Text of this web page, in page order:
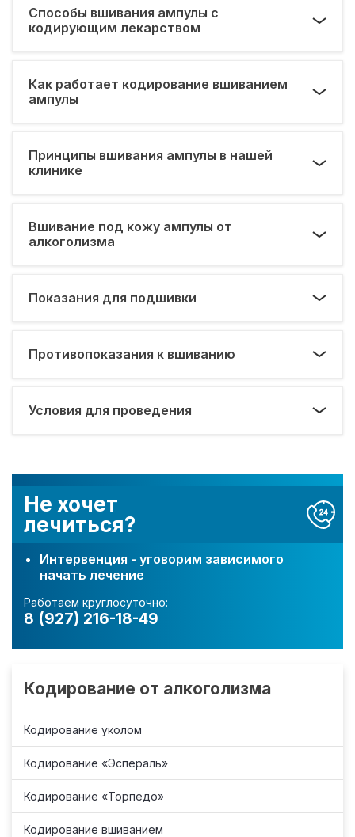
Не хочет
лечиться?
Интервенция - уговорим зависимого
начать лечение
Работаем круглосуточно:
8 (927) 216-18-49
Кодирование от алкоголизма
Кодирование уколом
Кодирование «Эспераль»
Кодирование «Торпедо»
Кодирование вшиванием
Способы вшивания ампулы с
кодирующим лекарством
Как работает кодирование вшиванием
ампулы
Принципы вшивания ампулы в нашей
клинике
Вшивание под кожу ампулы от
алкоголизма
Показания для подшивки
Противопоказания к вшиванию
Условия для проведения